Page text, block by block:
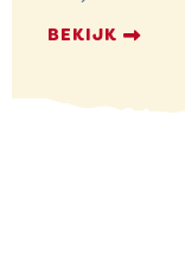
BEKIJK